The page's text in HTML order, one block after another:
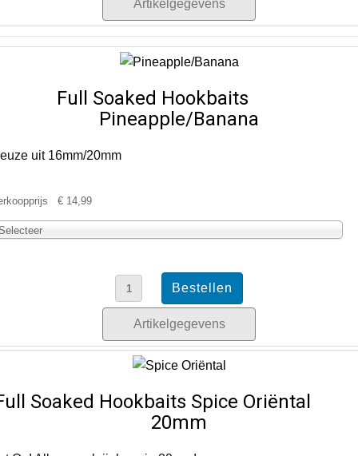
Artikelgegevens
Full Soaked Hookbaits
Pineapple/Banana
uit 16mm/20mm
€ 14,99
Artikelgegevens
Soaked Hookbaits Spice Oriëntal
20mm